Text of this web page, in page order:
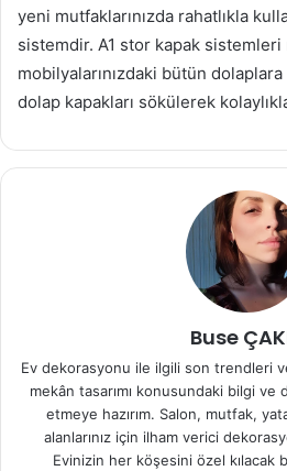
yeni mutfaklarınızda rahatlıkla
sistemdir. A1 stor kapak
mobilyalarınızdaki bütün
dolap kapakları sökülerek
Buse
Ev dekorasyonu ile ilgili son trendleri
mekân tasarımı konusundaki bilgi
etmeye hazırım. Salon, mutfak,
alanlarınız için ilham verici
Evinizin her köşesini özel kılacak